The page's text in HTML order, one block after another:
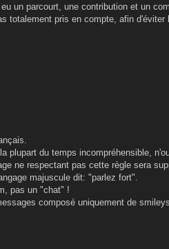
un parcourt, une contribution et un
totalement pris en compte, afin
plupart du temps incompréhensible,
ne respectant pas cette règle sera
majuscule dit: "parlez fort".
pas un "chat" !
composé uniquement de